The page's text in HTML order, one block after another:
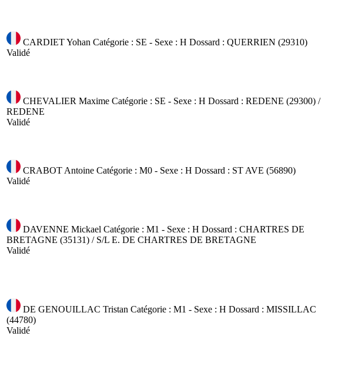
CARDIET Yohan Catégorie : SE - Sexe : H Dossard : QUERRIEN (29310)
Validé
CHEVALIER Maxime Catégorie : SE - Sexe : H Dossard : REDENE (29300) /
REDENE
Validé
CRABOT Antoine Catégorie : M0 - Sexe : H Dossard : ST AVE (56890)
Validé
DAVENNE Mickael Catégorie : M1 - Sexe : H Dossard : CHARTRES DE
BRETAGNE (35131) / S/L E. DE CHARTRES DE BRETAGNE
Validé
DE GENOUILLAC Tristan Catégorie : M1 - Sexe : H Dossard : MISSILLAC
(44780)
Validé